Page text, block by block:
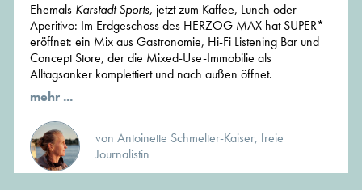
Ehemals Karstadt Sports, jetzt zum Kaffee, Lunch oder
Aperitivo: Im Erdgeschoss des HERZOG MAX hat SUPER*
eröffnet: ein Mix aus Gastronomie, Hi-Fi Listening Bar und
Concept Store, der die Mixed-Use-Immobilie als
Alltagsanker komplettiert und nach außen öffnet.
mehr ...
von Antoinette Schmelter-Kaiser, freie
Journalistin